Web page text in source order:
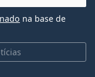
na base de